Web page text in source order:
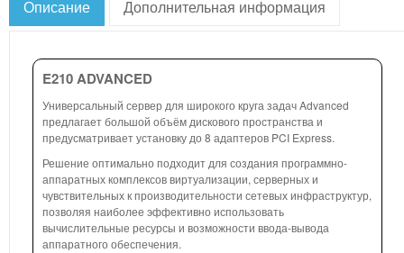
Описание Дополнительная информация
E210 ADVANCED
Универсальный сервер для широкого круга задач Advanced
предлагает большой объём дискового пространства и
предусматривает установку до 8 адаптеров PCI Express.
Решение оптимально подходит для создания программно-
аппаратных комплексов виртуализации, серверных и
чувствительных к производительности сетевых инфраструктур,
позволяя наиболее эффективно использовать
вычислительные ресурсы и возможности ввода-вывода
аппаратного обеспечения.